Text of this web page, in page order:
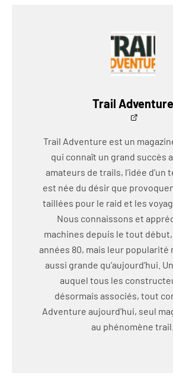
Trail Adventure
Trail Adventure est un
qui connaît un grand succès
amateurs de trails, l’idée d’un
est née du désir que
taillées pour le raid et les
Nous connaissons et
machines depuis le tout début,
années 80, mais leur popularité
aussi grande qu’aujourd’hui.
auquel tous les
désormais associés, tout
Adventure aujourd’hui, seul
au phénomène trail.